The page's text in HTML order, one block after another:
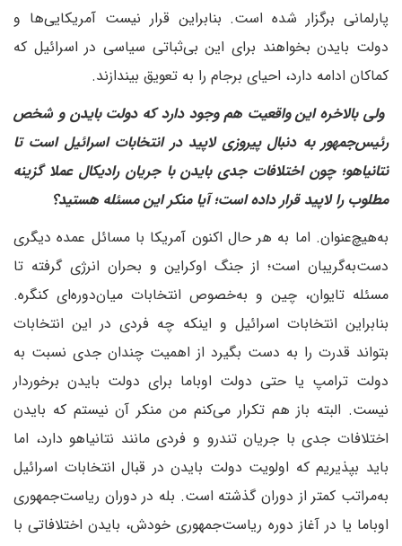
پارلمانی برگزار شده است. بنابراین قرار نیست آمریکایی‌ها و
دولت بایدن بخواهند برای این بی‌ثباتی سیاسی در اسرائیل که
کماکان ادامه دارد، احیای برجام را به تعویق بیندازند.
ولی بالاخره این واقعیت هم وجود دارد که دولت بایدن و شخص
رئیس‌جمهور به دنبال پیروزی لاپید در انتخابات اسرائیل است تا
نتانیاهو؛ چون اختلافات جدی بایدن با جریان رادیکال عملا گزینه
مطلوب را لاپید قرار داده است؛ آیا منکر این مسئله هستید؟
به‌هیچ‌عنوان. اما به هر حال اکنون آمریکا با مسائل عمده دیگری
دست‌به‌گریبان است؛ از جنگ اوکراین و بحران انرژی گرفته تا
مسئله تایوان، چین و به‌خصوص انتخابات میان‌دوره‌ای کنگره.
بنابراین انتخابات اسرائیل و اینکه چه فردی در این انتخابات
بتواند قدرت را به دست بگیرد از اهمیت چندان جدی نسبت به
دولت ترامپ یا حتی دولت اوباما برای دولت بایدن برخوردار
نیست. البته باز هم تکرار می‌کنم من منکر آن نیستم که بایدن
اختلافات جدی با جریان تندرو و فردی مانند نتانیاهو دارد، اما
باید بپذیریم که اولویت دولت بایدن در قبال انتخابات اسرائیل
به‌مراتب کمتر از دوران گذشته است. بله در دوران ریاست‌جمهوری
اوباما یا در آغاز دوره ریاست‌جمهوری خودش، بایدن اختلافاتی با